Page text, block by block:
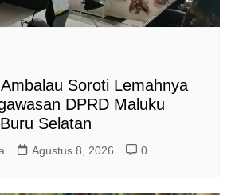
Soroti Lemahnya
DPRD Maluku
Selatan
Agustus 8, 2026 0